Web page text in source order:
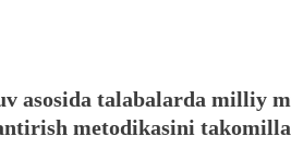
asosida talabalarda milliy
metodikasini